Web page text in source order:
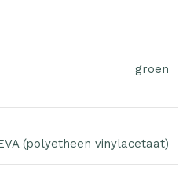
groen
(polyetheen vinylacetaat)